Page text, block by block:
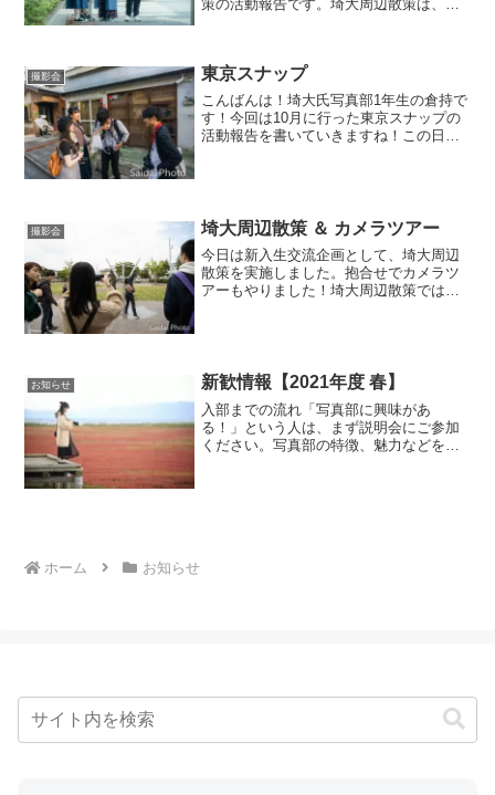
策の活動報告です。埼大周辺散策は、①
ゲット！という流れで行い...
撮影会 東京スナップ
こんばんは！埼大氏写真部1年生の倉持で
す！今回は10月に行った東京スナップの
活動報告を書いていきますね！この日は
撮影会 埼大周辺散策 ＆ カメラツアー
今日は新入生交流企画として、埼大周辺
散策を実施しました。抱合せでカメラツ
アーもやりました！埼大周辺散策では、
お知らせ 新歓情報【2021年度 春】
入部までの流れ「写真部に興味があ
る！」という人は、まず説明会にご参加
ください。写真部の特徴、魅力などをお
ホーム お知らせ